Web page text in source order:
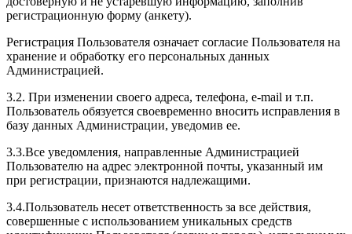
регистрационную форму (анкету).
Регистрация Пользователя означает согласие Пользователя на
хранение и обработку его персональных данных
Администрацией.
3.2. При изменении своего адреса, телефона, e-mail и т.п.
Пользователь обязуется своевременно вносить исправления в
базу данных Администрации, уведомив ее.
3.3.Все уведомления, направленные Администрацией
Пользователю на адрес электронной почты, указанный им
при регистрации, признаются надлежащими.
3.4.Пользователь несет ответственность за все действия,
совершенные с использованием уникальных средств